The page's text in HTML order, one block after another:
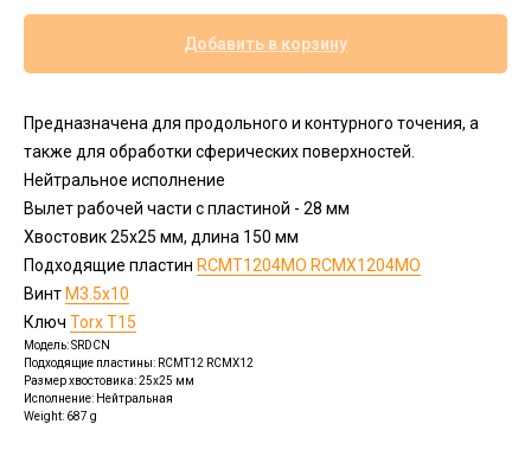
Добавить в корзину
Предназначена для продольного и контурного точения, а
также для обработки сферических поверхностей.
Нейтральное исполнение
Вылет рабочей части с пластиной - 28 мм
Хвостовик 25х25 мм, длина 150 мм
Подходящие пластин RCMT1204MO RCMX1204MO
Винт M3.5x10
Ключ Torx T15
Модель: SRDCN
Подходящие пластины: RCMT12 RCMX12
Размер хвостовика: 25x25 мм
Исполнение: Нейтральная
Weight: 687 g